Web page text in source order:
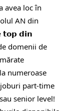
avea loc în
AN din
𝗱𝗶𝗻
domenii de
numeroase
part-time
senior level!